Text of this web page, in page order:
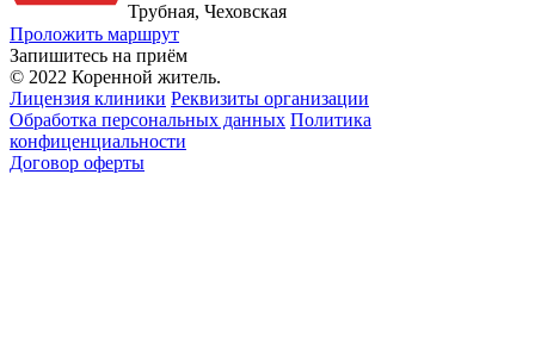
Трубная, Чеховская
Проложить маршрут
Запишитесь на приём
© 2022 Коренной житель.
Лицензия клиники Реквизиты организации
Обработка персональных данных Политика
конфиценциальности
Договор оферты